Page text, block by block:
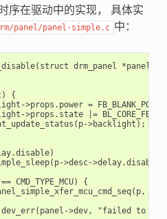
序在驱动中的实现， 具体实
panel/panel-simple.c 中：
drm_panel *panel)